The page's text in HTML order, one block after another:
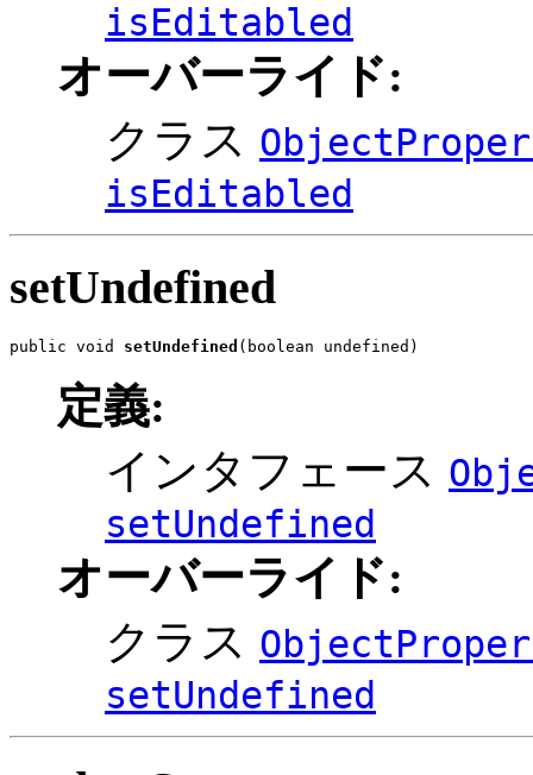
isEditabled
オーバーライド:
クラス
isEditabled
setUndefined
public void setUndefined (boolean undefined)
定義:
インタフェース
setUndefined
オーバーライド:
クラス
setUndefined